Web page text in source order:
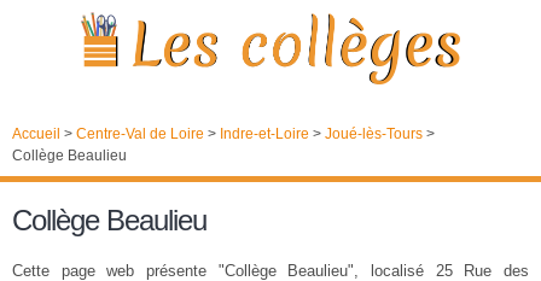
Accueil > Centre-Val de Loire > Indre-et-Loire > Joué-lès-Tours >
Collège Beaulieu
Collège Beaulieu
Cette page web présente "Collège Beaulieu", localisé 25 Rue des